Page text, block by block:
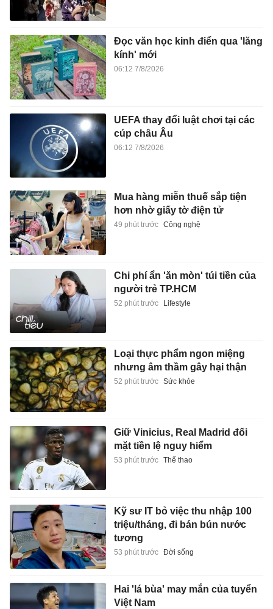
Đọc văn học kinh điển qua 'lăng
kính' mới
06:12 7/8/2026
UEFA thay đổi luật chơi tại các
cúp châu Âu
06:12 7/8/2026
Mua hàng miễn thuế sắp tiện
hơn nhờ giấy tờ điện tử
49 phút trước Công nghệ
Chi phí ẩn 'ăn mòn' túi tiền của
người trẻ TP.HCM
52 phút trước Lifestyle
Loại thực phẩm ngon miệng
nhưng âm thầm gây hại thận
52 phút trước Sức khỏe
Giữ Vinicius, Real Madrid đối
mặt tiền lệ nguy hiểm
53 phút trước Thể thao
Kỹ sư IT bỏ việc thu nhập 100
triệu/tháng, đi bán bún nước
tương
53 phút trước Đời sống
Hai 'lá bùa' may mắn của tuyển
Việt Nam